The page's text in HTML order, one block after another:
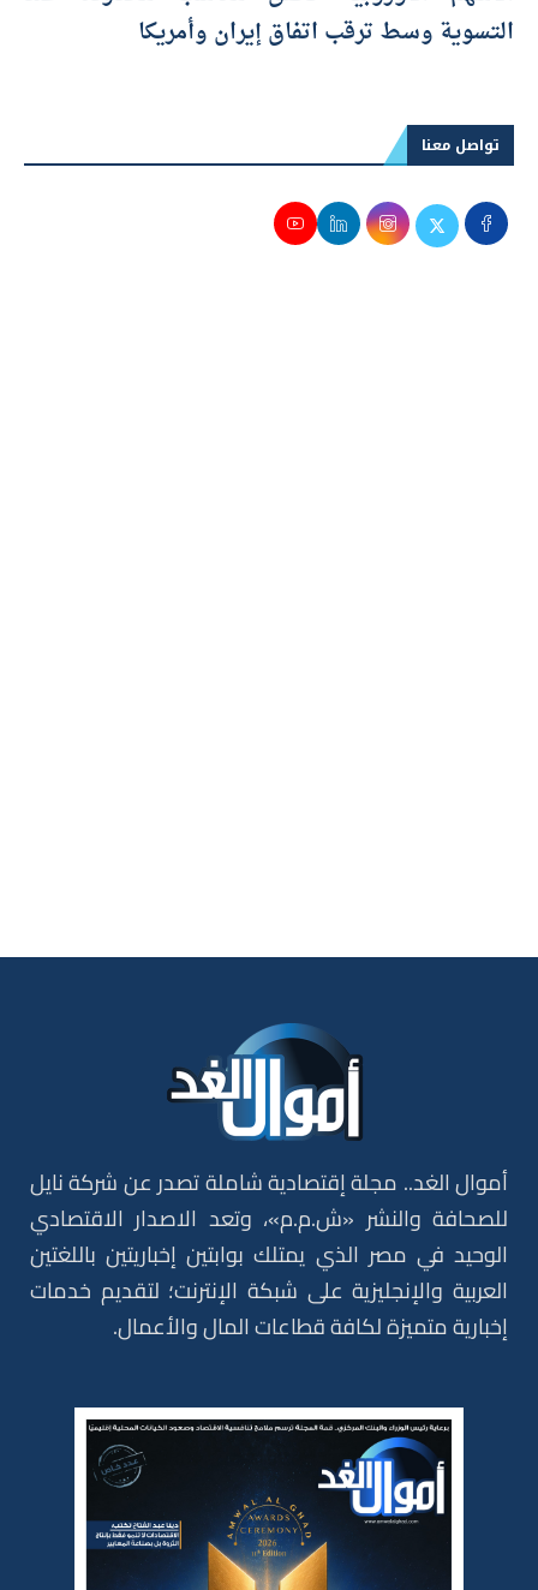
التسوية وسط ترقب اتفاق إيران وأمريكا
تواصل معنا
أموال الغد.. مجلة إقتصادية شاملة تصدر عن شركة نايل
للصحافة والنشر «ش.م.م»، وتعد الاصدار الاقتصادي
الوحيد في مصر الذي يمتلك بوابتين إخباريتين باللغتين
العربية والإنجليزية على شبكة الإنترنت؛ لتقديم خدمات
إخبارية متميزة لكافة قطاعات المال والأعمال.